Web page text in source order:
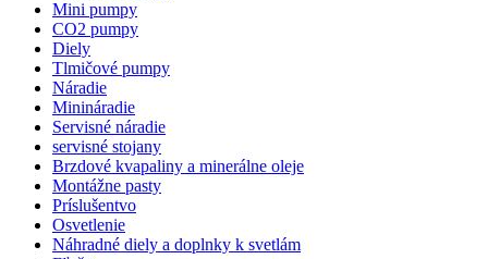
Mini pumpy
CO2 pumpy
Diely
Tlmičové pumpy
Náradie
Minináradie
Servisné náradie
servisné stojany
Brzdové kvapaliny a minerálne oleje
Montážne pasty
Príslušentvo
Osvetlenie
Náhradné diely a doplnky k svetlám